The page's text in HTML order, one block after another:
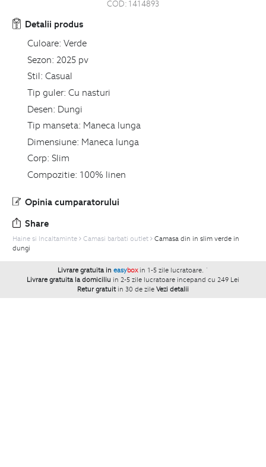
COD: 1414893
Detalii produs
Culoare: Verde
Sezon: 2025 pv
Stil: Casual
Tip guler: Cu nasturi
Desen: Dungi
Tip manseta: Maneca lunga
Dimensiune: Maneca lunga
Corp: Slim
Compozitie: 100% linen
Opinia cumparatorului
Share
Haine si Incaltaminte Camasi barbati outlet
Camasa din in slim verde in
dungi
Livrare gratuita in easybox in 1-5 zile lucratoare. `
Livrare gratuita la domiciliu in 2-5 zile lucratoare incepand cu 249 Lei
Retur gratuit in 30 de zile Vezi detalii